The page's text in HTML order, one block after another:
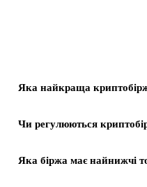
Яка найкраща
Чи регулюються
Яка біржа має найнижчі